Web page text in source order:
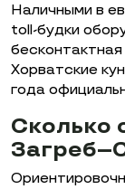
Наличными в
toll-будки
Хорватские
года
Сколько